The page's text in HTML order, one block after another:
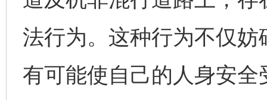
法行为。这种行为不仅
有可能使自己的人身安